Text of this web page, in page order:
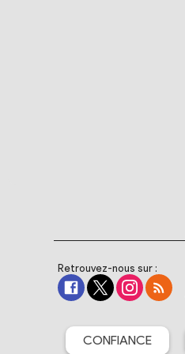
Retrouvez-nous sur :
CONFIANCE